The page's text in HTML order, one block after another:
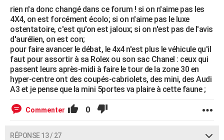
rien n'a donc changé dans ce forum ! si on n'aime pas les
4X4, on est forcément écolo; si on n'aime pas le luxe
ostentatoire, c'est qu'on est jaloux; si on n'est pas de l'avis
d'aurélien, on est con;
pour faire avancer le débat, le 4x4 n'est plus le véhicule qu'il
faut pour assortir à sa Rolex ou son sac Chanel : ceux qui
passent leurs après-midi à faire le tour de la zone 30 en
hyper-centre ont des coupés-cabriolets, des mini, des Audi
A3 et je pense que la mini 5portes va plaire à cette faune ;
Commenter 0
RÉPONSE 13 / 27